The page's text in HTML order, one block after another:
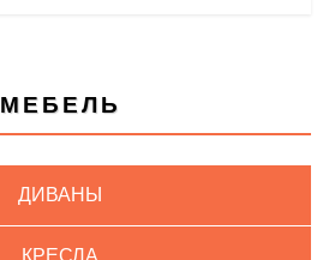
МЕБЕЛЬ
ДИВАНЫ
КРЕСЛА